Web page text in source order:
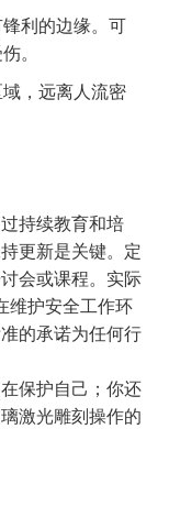
利的边缘。可
。
，远离人流密
持续教育和培
更新是关键。定
会或课程。实际
维护安全工作环
的承诺为任何行
保护自己；你还
激光雕刻操作的